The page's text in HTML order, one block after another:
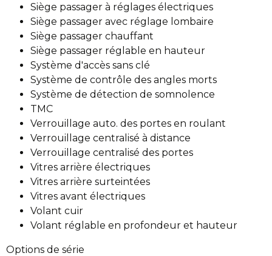
Siège passager à réglages électriques
Siège passager avec réglage lombaire
Siège passager chauffant
Siège passager réglable en hauteur
Système d'accès sans clé
Système de contrôle des angles morts
Système de détection de somnolence
TMC
Verrouillage auto. des portes en roulant
Verrouillage centralisé à distance
Verrouillage centralisé des portes
Vitres arrière électriques
Vitres arrière surteintées
Vitres avant électriques
Volant cuir
Volant réglable en profondeur et hauteur
Options de série